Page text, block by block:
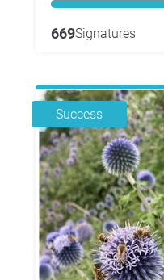
669Signatures
Success